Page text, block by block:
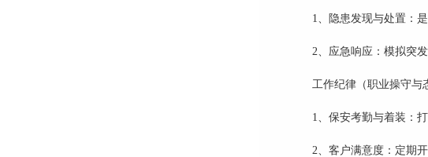
1、隐患发现与处置：
2、 应急响应：模拟突
工作纪律（职业操守与
1、保安考勤与着装：
2、客户满意度：定期